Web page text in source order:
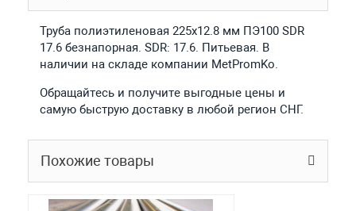
Труба полиэтиленовая 225х12.8 мм ПЭ100 SDR
17.6 безнапорная. SDR: 17.6. Питьевая. В
наличии на складе компании MetPromKo.
Обращайтесь и получите выгодные цены и
самую быструю доставку в любой регион СНГ.
Похожие товары